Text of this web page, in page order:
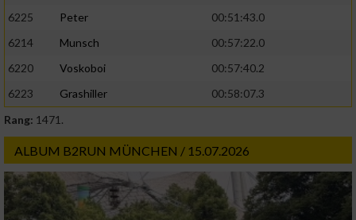
6225
Peter
00:51:43.0
6214
Munsch
00:57:22.0
6220
Voskoboi
00:57:40.2
6223
Grashiller
00:58:07.3
Rang: 1471.
ALBUM B2RUN MÜNCHEN / 15.07.2026